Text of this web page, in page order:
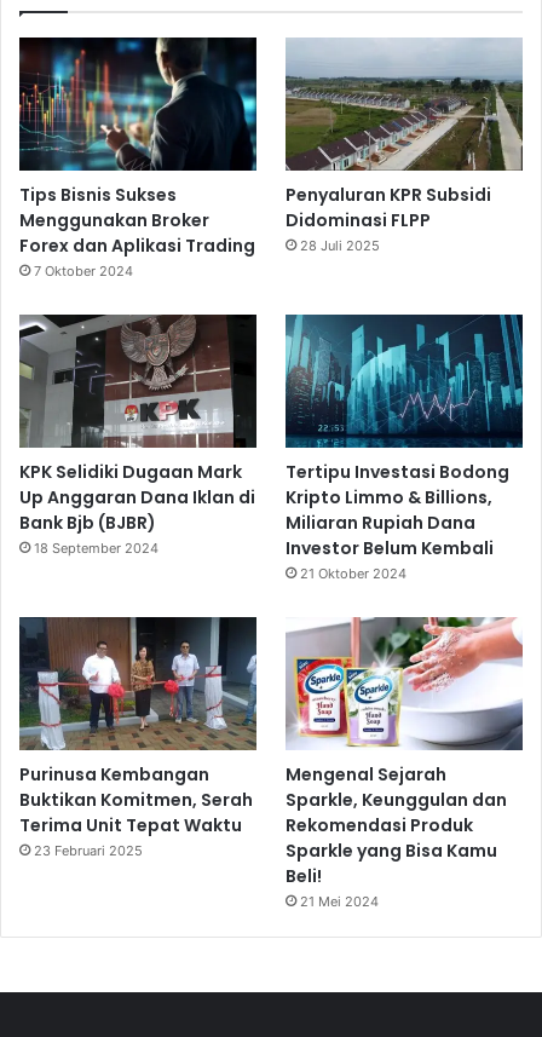
Tips Bisnis Sukses
Menggunakan Broker
Forex dan Aplikasi Trading
7 Oktober 2024
Penyaluran KPR Subsidi
Didominasi FLPP
28 Juli 2025
KPK Selidiki Dugaan Mark
Up Anggaran Dana Iklan di
Bank Bjb (BJBR)
18 September 2024
Tertipu Investasi Bodong
Kripto Limmo & Billions,
Miliaran Rupiah Dana
Investor Belum Kembali
21 Oktober 2024
Purinusa Kembangan
Buktikan Komitmen, Serah
Terima Unit Tepat Waktu
23 Februari 2025
Mengenal Sejarah
Sparkle, Keunggulan dan
Rekomendasi Produk
Sparkle yang Bisa Kamu
Beli!
21 Mei 2024